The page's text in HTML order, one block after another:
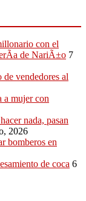
con el
de NariÃ±o 7
de vendedores al
a mujer con
nada, pasan
2026
bomberos en
de coca 6